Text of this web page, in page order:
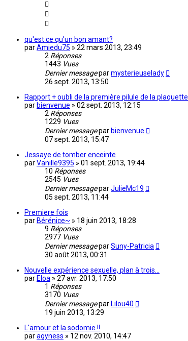
qu'est ce qu'un bon amant?
parAmiedu75 » 22 mars 2013, 23:49
2 Réponses
1443 Vues
Dernier messageparmysterieuselady
26 sept. 2013, 13:50
Rapport + oubli de la première pilule de la plaquette
par bienvenue » 02 sept. 2013, 12:15
2 Réponses
1229 Vues
Dernier messagepar bienvenue
07 sept. 2013, 15:47
Jessaye de tomber enceinte
parVanille9395 » 01 sept. 2013, 19:44
10 Réponses
2545 Vues
Dernier messageparJulieMc19
05 sept. 2013, 11:44
Premiere fois
par Bérénice~ » 18 juin 2013, 18:28
9 Réponses
2977 Vues
Dernier messageparSuny-Patricia
30 août 2013, 00:31
Nouvelle expérience sexuelle, plan à trois...
par Eloa » 27 avr. 2013, 17:50
1 Réponses
3170 Vues
Dernier messagepar Lilou40
19 juin 2013, 13:29
L'amour et la sodomie !!
paragyness » 12 nov. 2010, 14:47